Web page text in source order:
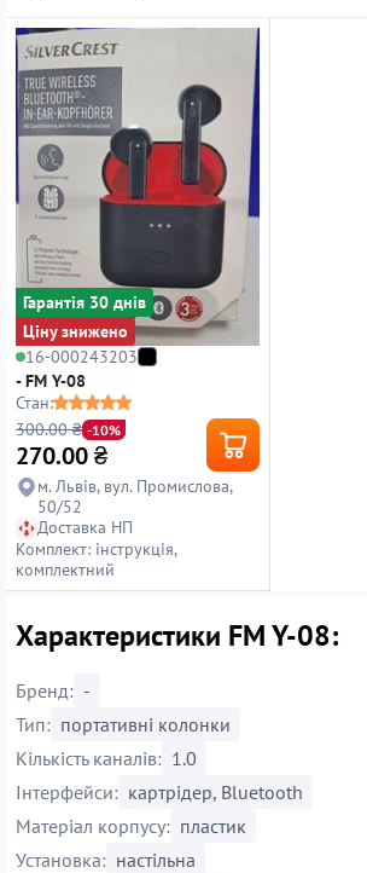
Гарантiя 30 днiв
Ціну знижено
16-000243203
- FM Y-08
Стан:
300.00 ₴ -10%
270.00₴
м. Львів, вул. Промислова,
50/52
Доставка НП
Комплект: інструкція,
комплектний
Характеристики FM Y-08:
Бренд: -
Тип: портативні колонки
Кількість каналів: 1.0
Інтерфейси: картрідер, Bluetooth
Матеріал корпусу: пластик
Установка: настільна